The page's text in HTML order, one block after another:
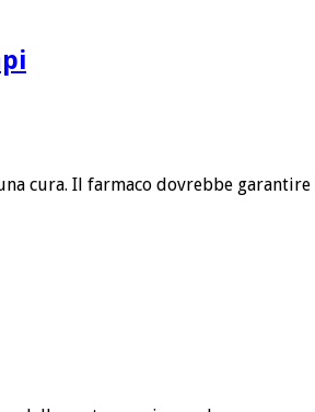
cura. Il farmaco dovrebbe